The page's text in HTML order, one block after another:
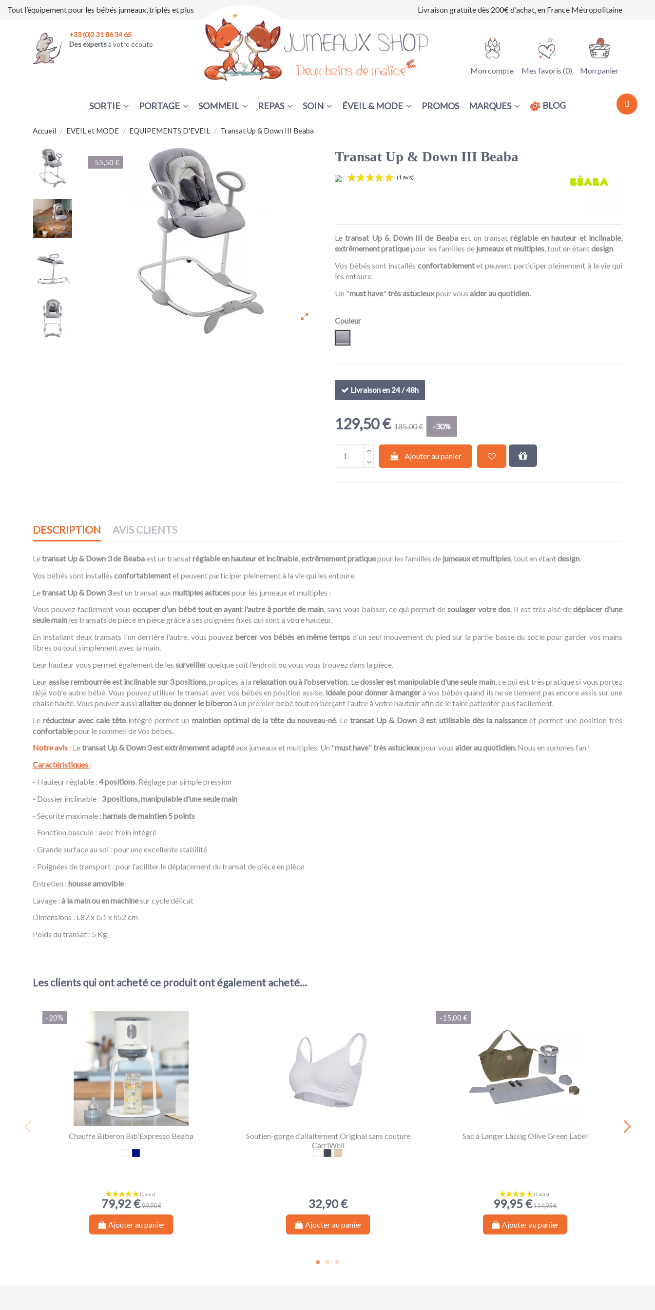
Tout l’équipement pour les bébés jumeaux, triplés et plus Livraison gratuite dès 200€ d'achat, en France Métropolitaine
Mon compte Mes favoris (0) Mon panier
+33 (0)2 31 86 34 65
Des expertsà votre écoute
SORTIE PORTAGE SOMMEIL REPAS SOIN ÉVEIL & MODE PROMOS MARQUES BLOG
Accueil EVEIL et MODE EQUIPEMENTS D'EVEIL Transat Up & Down III Beaba
-55,50 € Transat Up & Down III Beaba
Le transat Up & Down III de Beabaest un transatréglable en hauteur et inclinable,
extrêmement pratiquepour les familles de jumeaux et multiples, tout en étantdesign.
Vos bébés sont installés confortablementet peuvent participer pleinement à la vie qui
les entoure.
Un "must have" très astucieuxpour vous aider au quotidien.
Couleur
Livraison en 24 / 48h
129,50 € 185,00 € -30%
Ajouter au panier
DESCRIPTION AVIS CLIENTS
Letransat Up & Down 3 de Beabaest un transatréglable en hauteur et inclinable,extrêmement pratiquepour les familles de jumeaux et multiples, tout en étantdesign.
Vos bébés sont installés confortablementet peuvent participer pleinement à la vie qui les entoure.
Letransat Up & Down 3est un transat auxmultiples astucespour les jumeaux et multiples :
Vous pouvez facilement vousoccuper d'un bébé tout en ayant l'autre à portée de main, sans vous baisser, ce qui permet desoulager votre dos. Il est très aisé de déplacer d'une
seule main les transats de pièce en pièce grâce à ses poignées fixes qui sont à votre hauteur.
En installant deux transats l'un derrière l'autre, vous pouvez bercer vos bébés en même temps d'un seul mouvement du pied sur la partie basse du socle pour garder vos mains
libres ou tout simplement avec la main.
Leur hauteur vous permet également de les surveillerquelque soit l’endroit ou vous vous trouvez dans la pièce.
Leurassise rembourrée est inclinable sur 3 positions, propices à larelaxation ou à l'observation. Ledossier est manipulable d'une seule main, ce qui est très pratique si vous portez
déjà votre autre bébé. Vous pouvez utiliser le transat avec vos bébés en position assise, idéale pour donner à manger à vos bébés quand ils ne se tiennent pas encore assis sur une
chaise haute. Vous pouvez aussi allaiter ou donner le biberonà un premier bébé tout en berçant l'autre à votre hauteur afin de le faire patienter plus facilement.
Leréducteur avec cale têteintégré permet un maintien optimal de la tête du nouveau-né. Letransat Up & Down 3 est utilisable dès la naissanceet permet une position très
confortablepour le sommeil de vos bébés.
Notre avis : Letransat Up & Down 3 est extrêmement adaptéaux jumeaux et multiples. Un "must have" très astucieuxpour vous aider au quotidien.Nous en sommes fan !
Caractéristiques :
- Hauteur réglable : 4 positions. Réglage par simple pression
- Dossier inclinable : 3 positions, manipulable d'une seule main
- Sécurité maximale : harnais de maintien 5 points
- Fonction bascule : avec frein intégré
- Grande surface au sol : pour une excellente stabilité
- Poignées de transport : pour faciliter le déplacement du transat de pièce en pièce
Entretien : housse amovible
Lavage : à la main ou en machinesur cycle délicat
Dimensions : L87 x l51 x h52 cm
Poids du transat : 5 Kg
VOIR L'ATTESTATION 10
Acheteur vérifié
Publié le 24/01/2021 à 15:55 (Date de commande : 11/01/2021)
Les clients qui ont acheté ce produit ont également acheté...
-20%
Chauffe Biberon Bib'Expresso Beaba
79,92 €99,90 €
BlancBleu Nuit
Ajouter au panier
Soutien-gorge d’allaitement Original sans couture
CarriWell
32,90 €
Blanc
NoirChair
Ajouter au panier
-15,00 €
Sac à Langer Lässig Olive Green Label
99,95 €114,95 €
Ajouter au panier